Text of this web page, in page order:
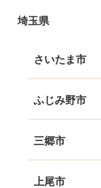
埼玉県
さいたま市
ふじみ野市
三郷市
上尾市